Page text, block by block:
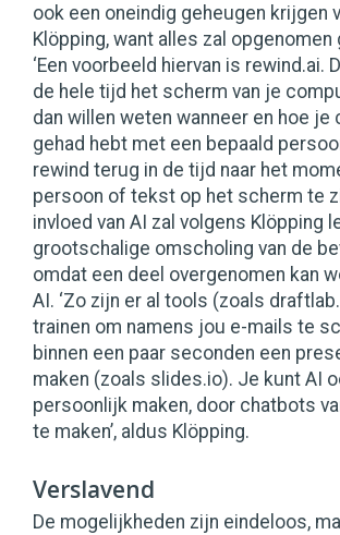
ook een oneindig geheugen krijgen
Klöpping, want alles zal opgenomen
‘Een voorbeeld hiervan is rewind.ai.
de hele tijd het scherm van je
dan willen weten wanneer en hoe je
gehad hebt met een bepaald
rewind terug in de tijd naar het
persoon of tekst op het scherm te
invloed van AI zal volgens Klöpping
grootschalige omscholing van de
omdat een deel overgenomen kan
AI. ‘Zo zijn er al tools (zoals
trainen om namens jou e-mails te
binnen een paar seconden een
maken (zoals slides.io). Je kunt AI
persoonlijk maken, door chatbots
te maken’, aldus Klöpping.
Verslavend
De mogelijkheden zijn eindeloos,